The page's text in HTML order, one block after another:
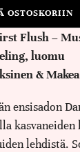
OSTOSKORIIN
Flush –
luomu
& Makea
ensisadon
kasvaneiden
lehdistä.